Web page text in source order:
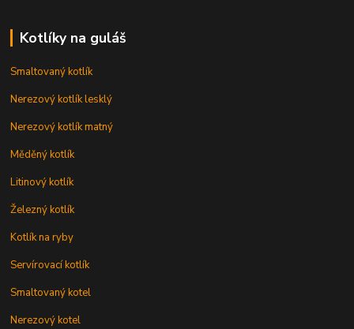
Kotlíky na guláš
Smaltovaný kotlík
Nerezový kotlík lesklý
Nerezový kotlík matný
Měděný kotlík
Litinový kotlík
Železný kotlík
Kotlík na ryby
Servírovací kotlík
Smaltovaný kotel
Nerezový kotel